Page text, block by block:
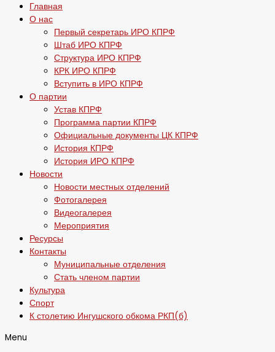
Главная
О нас
Первый секретарь ИРО КПРФ
Штаб ИРО КПРФ
Структура ИРО КПРФ
КРК ИРО КПРФ
Вступить в ИРО КПРФ
О партии
Устав КПРФ
Программа партии КПРФ
Официальные документы ЦК КПРФ
История КПРФ
История ИРО КПРФ
Новости
Новости местных отделений
Фотогалерея
Видеогалерея
Мероприятия
Ресурсы
Контакты
Муниципальные отделения
Стать членом партии
Культура
Спорт
К столетию Ингушского обкома РКП(б)
Menu